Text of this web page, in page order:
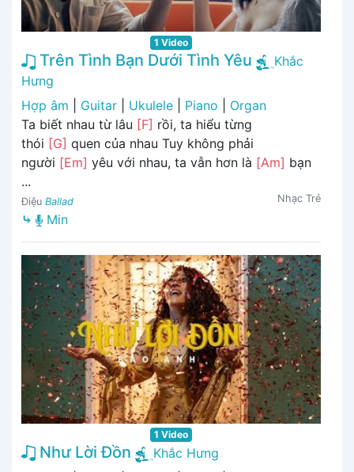
1 Video
Trên Tình Bạn Dưới Tình Yêu
Khắc
Hưng
Hợp âm
Guitar Ukulele Piano
Organ
Ta biết nhau từ lâu [F] rồi, ta hiểu từng
thói [G] quen của nhau Tuy không phải
người [Em] yêu với nhau, ta vẫn hơn là [Am] bạn
...
Điệu Ballad Nhạc Trẻ
⤷ Min
1 Video
Như Lời Đồn
Khắc Hưng